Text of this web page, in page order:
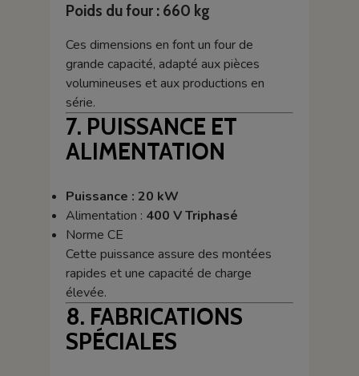
Poids du four : 660 kg
Ces dimensions en font un four de
grande capacité, adapté aux pièces
volumineuses et aux productions en
série.
7. PUISSANCE ET
ALIMENTATION
Puissance : 20 kW
Alimentation : 400 V Triphasé
Norme CE
Cette puissance assure des montées
rapides et une capacité de charge
élevée.
8. FABRICATIONS
SPÉCIALES